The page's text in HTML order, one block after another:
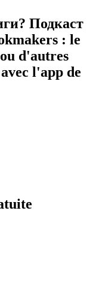
Подкаст
: le
d'autres
l'app de